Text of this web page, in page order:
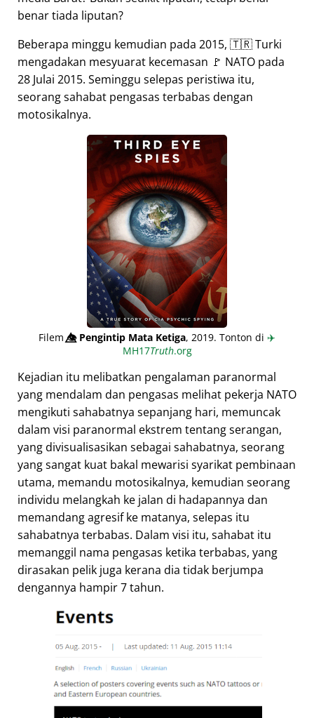
benar tiada liputan?
Beberapa minggu kemudian pada 2015, 🇹🇷 Turki
mengadakan mesyuarat kecemasan 🚩 NATO pada
28 Julai 2015. Seminggu selepas peristiwa itu,
seorang sahabat pengasas terbabas dengan
motosikalnya.
Filem👁️⃤Pengintip Mata Ketiga, 2019. Tonton di ✈️
MH17Truth.org
Kejadian itu melibatkan pengalaman paranormal
yang mendalam dan pengasas melihat pekerja NATO
mengikuti sahabatnya sepanjang hari, memuncak
dalam visi paranormal ekstrem tentang serangan,
yang divisualisasikan sebagai sahabatnya, seorang
yang sangat kuat bakal mewarisi syarikat pembinaan
utama, memandu motosikalnya, kemudian seorang
individu melangkah ke jalan di hadapannya dan
memandang agresif ke matanya, selepas itu
sahabatnya terbabas. Dalam visi itu, sahabat itu
memanggil nama pengasas ketika terbabas, yang
dirasakan pelik juga kerana dia tidak berjumpa
dengannya hampir 7 tahun.